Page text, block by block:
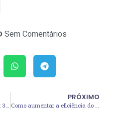
Sem Comentários
Gestão financeira empresarial: 3 estratégias que você deveria saber
PRÓXIMO
Como aumentar a eficiência do financeiro do seu negócio